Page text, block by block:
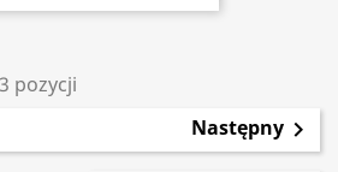
pozycji
Następny 